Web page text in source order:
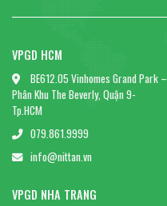
VPGD HCM
BE612.05 Vinhomes Grand Park –
Phân Khu The Beverly, Quận 9-
Tp.HCM
079.861.9999
info@nittan.vn
VPGD NHA TRANG